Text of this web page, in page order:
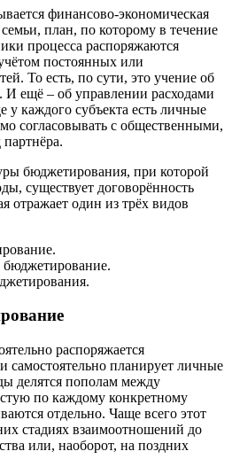
финансово-экономическая
план, по которому в течение
процесса распоряжаются
постоянных или
То есть, по сути, это учение об
И ещё – об управлении расходами
у каждого субъекта есть личные
согласовывать с общественными,
бюджетирования, при которой
существует договорённость
отражает один из трёх видов
распоряжается
самостоятельно планирует личные
делятся пополам между
по каждому конкретному
отдельно. Чаще всего этот
стадиях взаимоотношений до
или, наоборот, на поздних